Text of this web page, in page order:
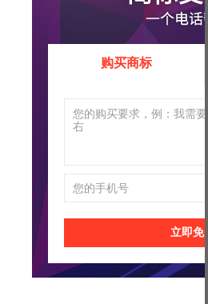
购买商标
立即免